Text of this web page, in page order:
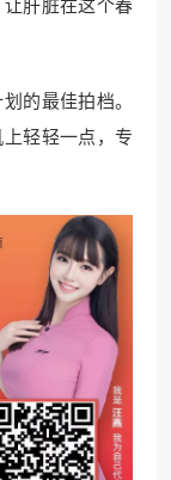
让肝脏在这个春
的最佳拍档。
轻轻一点，专